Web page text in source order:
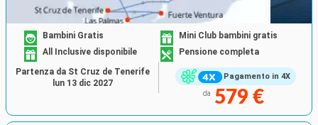
Pagamento in 4X
Bambini Gratis
Mini Club bambini gratis
All Inclusive disponibile
Pensione completa
da 579 €
Partenza da St Cruz de Tenerife
lun 13 dic 2027